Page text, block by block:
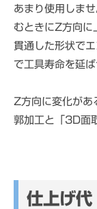
あまり使用しま
むときにZ方向に
貫通した形状で
で工具寿命を延ば
Z方向に変化があ
郭加工と「3D面
仕上げ代